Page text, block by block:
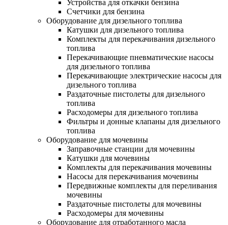
Устройства для откачки бензина
Счетчики для бензина
Оборудование для дизельного топлива
Катушки для дизельного топлива
Комплекты для перекачивания дизельного
топлива
Перекачивающие пневматические насосы
для дизельного топлива
Перекачивающие электрические насосы для
дизельного топлива
Раздаточные пистолеты для дизельного
топлива
Расходомеры для дизельного топлива
Фильтры и донные клапаны для дизельного
топлива
Оборудование для мочевины
Заправочные станции для мочевины
Катушки для мочевины
Комплекты для перекачивания мочевины
Насосы для перекачивания мочевины
Передвижные комплекты для переливания
мочевины
Раздаточные пистолеты для мочевины
Расходомеры для мочевины
Оборудование для отработанного масла